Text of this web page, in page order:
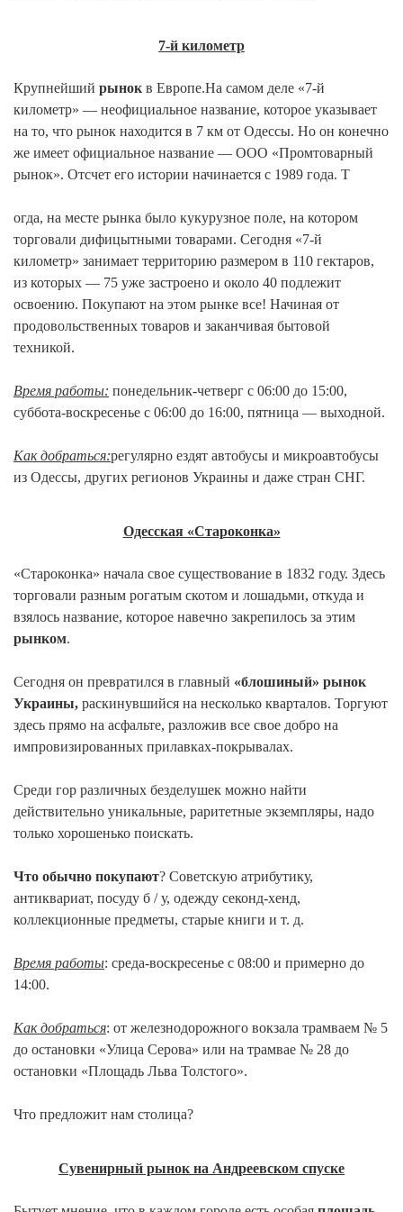
7-й километр
Крупнейший рынок в Европе.На самом деле «7-й
километр» — неофициальное название, которое указывает
на то, что рынок находится в 7 км от Одессы. Но он конечно
же имеет официальное название — ООО «Промтоварный
рынок». Отсчет его истории начинается с 1989 года. Т
огда, на месте рынка было кукурузное поле, на котором
торговали дифицытными товарами. Сегодня «7-й
километр» занимает территорию размером в 110 гектаров,
из которых — 75 уже застроено и около 40 подлежит
освоению. Покупают на этом рынке все! Начиная от
продовольственных товаров и заканчивая бытовой
техникой.
Время работы: понедельник-четверг с 06:00 до 15:00,
суббота-воскресенье с 06:00 до 16:00, пятница — выходной.
Как добраться:регулярно ездят автобусы и микроавтобусы
из Одессы, других регионов Украины и даже стран СНГ.
Одесская «Староконка»
«Староконка» начала свое существование в 1832 году. Здесь
торговали разным рогатым скотом и лошадьми, откуда и
взялось название, которое навечно закрепилось за этим
рынком.
Сегодня он превратился в главный «блошиный» рынок
Украины, раскинувшийся на несколько кварталов. Торгуют
здесь прямо на асфальте, разложив все свое добро на
импровизированных прилавках-покрывалах.
Среди гор различных безделушек можно найти
действительно уникальные, раритетные экземпляры, надо
только хорошенько поискать.
Что обычно покупают? Советскую атрибутику,
антиквариат, посуду б / у, одежду секонд-хенд,
коллекционные предметы, старые книги и т. д.
Время работы: среда-воскресенье с 08:00 и примерно до
14:00.
Как добраться: от железнодорожного вокзала трамваем № 5
до остановки «Улица Серова» или на трамвае № 28 до
остановки «Площадь Льва Толстого».
Что предложит нам столица?
Сувенирный рынок на Андреевском спуске